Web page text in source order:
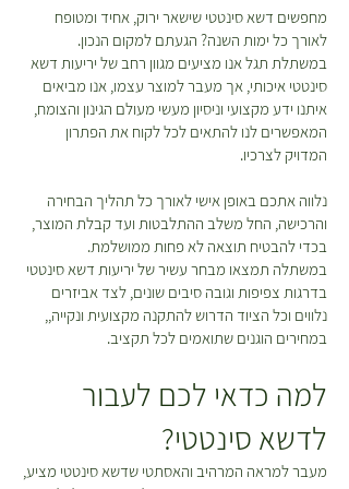
₪
ל
1
מ
ט
להחזיר? אין שום בעיה! כל מוצר
שקיבלתם מאיתנו ניתן להחזרה או
החלפה כל עוד דווח בטווח של 48
שעות מקבלת המשלוח. ישנה עלות של
30 ש”ח בעבור המשלוח. במידה
ובחרתם להחזיר פריטים תהיה עלות
המקוריים ואלו יקוזזו מהזיכוי שמגיע
לכם. *יש לטפל בצמחים על פי
ההוראות המופיעות על גבי כל צמח
בעמוד המוצר עד למועד ביצוע
ההחזרה\החלפה.
מחפשים דשא סינטטי שישאר ירוק, אחיד ומטופח
לאורך כל ימות השנה? הגעתם למקום הנכון.
במשתלת תגל אנו מציעים מגוון רחב של יריעות דשא
סינטטי איכותי, אך מעבר למוצר עצמו, אנו מביאים
איתנו ידע מקצועי וניסיון מעשי מעולם הגינון והצומח,
המאפשרים לנו להתאים לכל לקוח את הפתרון
המדויק לצרכיו.
נלווה אתכם באופן אישי לאורך כל תהליך הבחירה
והרכישה, החל משלב ההתלבטות ועד קבלת המוצר,
בכדי להבטיח תוצאה לא פחות ממושלמת.
במשתלה תמצאו מבחר עשיר של יריעות דשא סינטטי
בדרגות צפיפות וגובה סיבים שונים, לצד אביזרים
נלווים וכל הציוד הדרוש להתקנה מקצועית ונקייה,,
במחירים הוגנים שתואמים לכל תקציב.
למה כדאי לכם לעבור
לדשא סינטטי?
מעבר למראה המרהיב והאסתטי שדשא סינטטי מציע,